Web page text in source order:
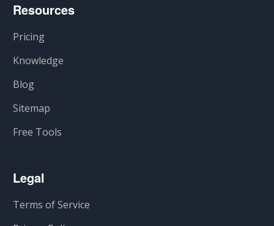
Resources
Pricing
Knowledge
Blog
Sitemap
Free Tools
Legal
Terms of Service